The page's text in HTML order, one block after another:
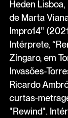
Heden
de Marta
Impro14"
Intérprete,
Zíngaro, em
Invasões-
Ricardo
curtas-
"Rewind".